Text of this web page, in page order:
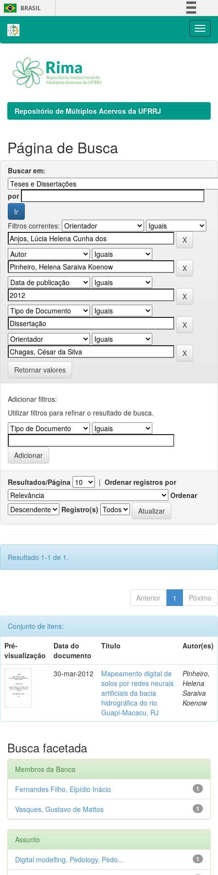
Skip
navigation
BRASIL
Repositório de Múltiplos Acervos da UFRRJ
Página de Busca
Buscar em:
por
Filtros correntes:
Retornar valores
Adicionar filtros:
Utilizar filtros para refinar o resultado de busca.
Resultados/Página | Ordenar registros por
Ordenar
Registro(s)
Resultado 1-1 de 1.
Anterior 1 Póximo
Conjunto de itens:
Pré-
visualização
Data do
documento
Título Autor(es)
30-mar-2012
Mapeamento digital de
solos por redes neurais
artificiais da bacia
hidrográfica do rio
Guapi-Macacu, RJ
Pinheiro,
Helena
Saraiva
Koenow
Busca facetada
Membros da Banca
1
Fernandes Filho, Elpídio Inácio
1
Vasques, Gustavo de Mattos
Assunto
1
Digital modelling. Pedology. Pedo...